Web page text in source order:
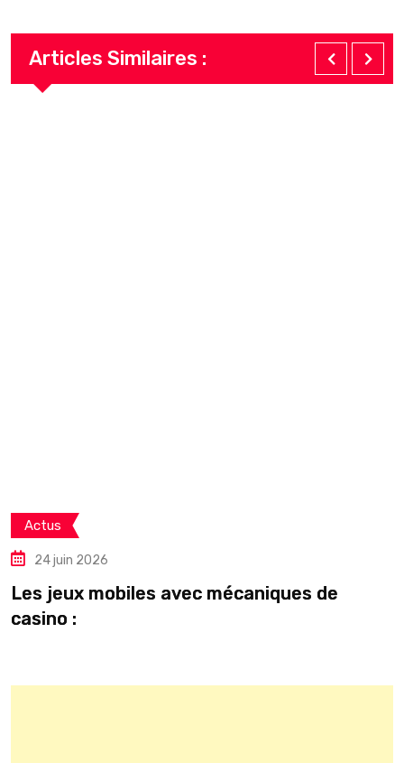
Articles Similaires :
Actus
24 juin 2026
Les jeux mobiles avec mécaniques de
casino :